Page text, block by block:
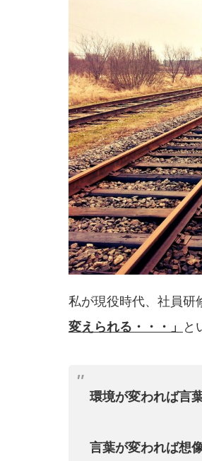
私が現役時代、社員研
変えられる・・・」 と
環境が変われば言
言葉が変われば想